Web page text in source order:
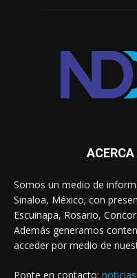
Somos un medio de
Sinaloa, México; con
Escuinapa, Rosario,
Además generamos
acceder por medio de
Ponte en contacto: